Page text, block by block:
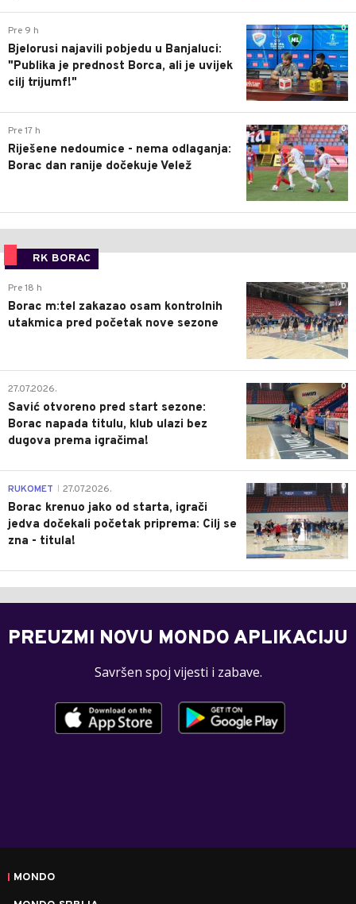
0
Pre 9 h
Bjelorusi najavili pobjedu u Banjaluci:
"Publika je prednost Borca, ali je uvijek
cilj trijumf!"
0
Pre 17 h
Riješene nedoumice - nema odlaganja:
Borac dan ranije dočekuje Velež
RK BORAC
0
Pre 18 h
Borac m:tel zakazao osam kontrolnih
utakmica pred početak nove sezone
0
27.07.2026.
Savić otvoreno pred start sezone:
Borac napada titulu, klub ulazi bez
dugova prema igračima!
0
RUKOMET 27.07.2026.
Borac krenuo jako od starta, igrači
jedva dočekali početak priprema: Cilj se
zna - titula!
PREUZMI NOVU MONDO APLIKACIJU
Savršen spoj vijesti i zabave.
MONDO